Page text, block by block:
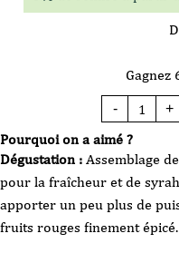
Pourquoi on a aimé ?
Dégustation : Assemblage
pour la fraîcheur et de
apporter un peu plus de
fruits rouges finement épicé.
Gagnez
-
quantité
de
Rouge
-
Domaine
-
2
Cotes
+